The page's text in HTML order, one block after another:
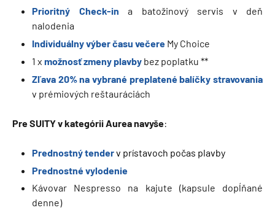
Prioritný Check-in a batožinový servis v deň
nalodenia
Individuálny výber času večere My Choice
1 x možnosť zmeny plavby bez poplatku **
Zľava 20% na vybrané preplatené balíčky stravovania
v prémiových reštauráciách
Pre SUITY v kategórii Aurea navyše:
Prednostný tenderv prístavoch počas plavby
Prednostnévylodenie
Kávovar Nespresso na kajute (kapsule dopĺňané
denne)